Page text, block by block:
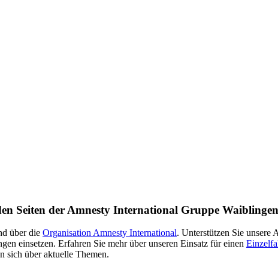
Seiten der Amnesty International Gruppe
über die Organisation Amnesty International. Unterstützen Sie unsere
einsetzen. Erfahren Sie mehr über unseren Einsatz für einen
sich über aktuelle Themen.